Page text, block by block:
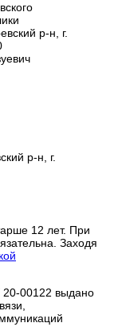
р-н, г.
р-н, г.
12 лет. При
Заходя